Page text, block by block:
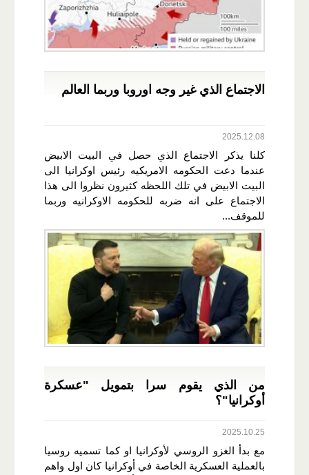
الاجتماع الذي غير وجه اوروبا وربما العالم
2025.12.08
كلنا يذكر الاجتماع الذي حصل في البيت الابيض
عندما دعت الحكومه الامريكيه رئيس اوكرانيا الى
البيت الابيض في تلك اللحظه كثيرون نظروا الى هذا
الاجتماع على انه ضربه للحكومه الاوكرانيه وربما
للموقف...
من الذي يقوم سرا بتمويل "عسكرة
أوكرانيا"؟
2025.10.25
مع بدأ الغزو الروسي لأوكرانيا او كما تسميه روسيا
بالعملية العسكرية الخاصة في أوكرانيا كان اول واهم